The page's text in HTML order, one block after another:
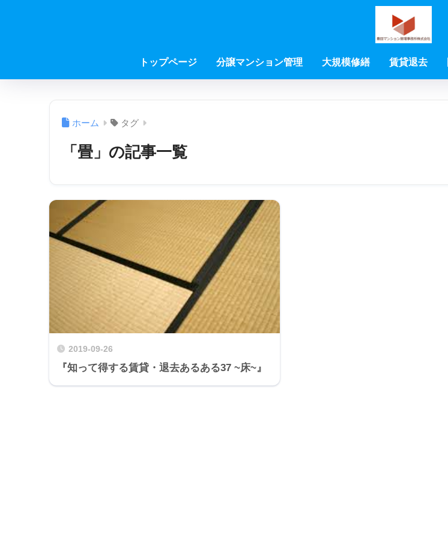
トップページ 分譲マンション管理 大規模修繕 賃貸退去
ホーム タグ
「畳」の記事一覧
2019-09-26
『知って得する賃貸・退去あるある37 ~床~』